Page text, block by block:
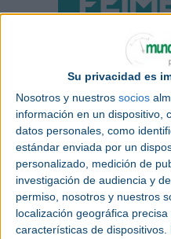
Su privacidad es
Nosotros y nuestros socios
información en un dispositivo,
datos personales, como
estándar enviada por un
personalizado, medición de
investigación de audiencia y
permiso, nosotros y nuestros
localización geográfica
características de